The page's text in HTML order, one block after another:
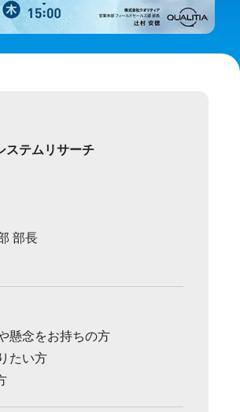
ステムリサーチ
部長
懸念をお持ちの方
たい方